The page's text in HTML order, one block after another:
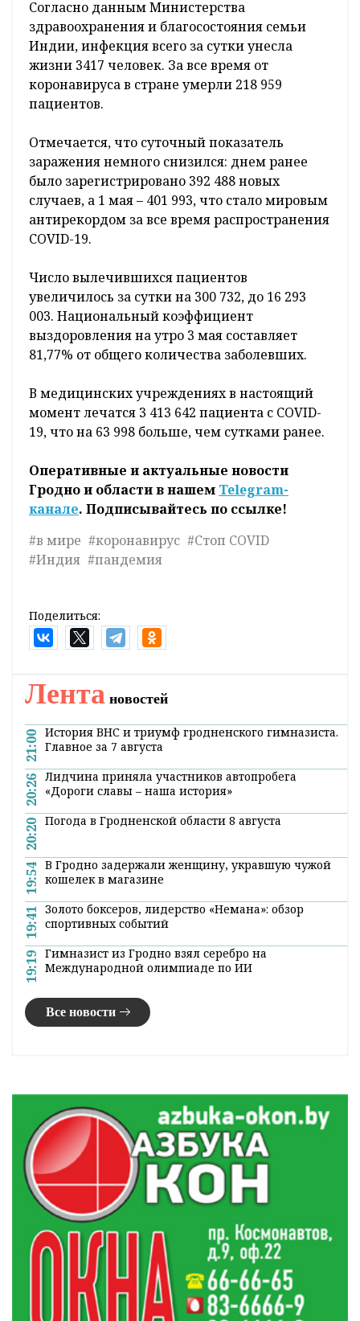
Согласно данным Министерства
здравоохранения и благосостояния семьи
Индии, инфекция всего за сутки унесла
жизни 3417 человек. За все время от
коронавируса в стране умерли 218 959
пациентов.
Отмечается, что суточный показатель
заражения немного снизился: днем ранее
было зарегистрировано 392 488 новых
случаев, а 1 мая – 401 993, что стало мировым
антирекордом за все время распространения
COVID-19.
Число вылечившихся пациентов
увеличилось за сутки на 300 732, до 16 293
003. Национальный коэффициент
выздоровления на утро 3 мая составляет
81,77% от общего количества заболевших.
В медицинских учреждениях в настоящий
момент лечатся 3 413 642 пациента с COVID-
19, что на 63 998 больше, чем сутками ранее.
Оперативные и актуальные новости
Гродно и области в нашем Telegram-
канале. Подписывайтесь по ссылке!
#в мире #коронавирус #Стоп COVID
#Индия #пандемия
Поделиться:
Лента новостей
21:00 История ВНС и триумф гродненского гимназиста.
Главное за 7 августа
20:26 Лидчина приняла участников автопробега
«Дороги славы – наша история»
20:20 Погода в Гродненской области 8 августа
19:54 В Гродно задержали женщину, укравшую чужой
кошелек в магазине
19:41 Золото боксеров, лидерство «Немана»: обзор
спортивных событий
19:19 Гимназист из Гродно взял серебро на
Международной олимпиаде по ИИ
Все новости